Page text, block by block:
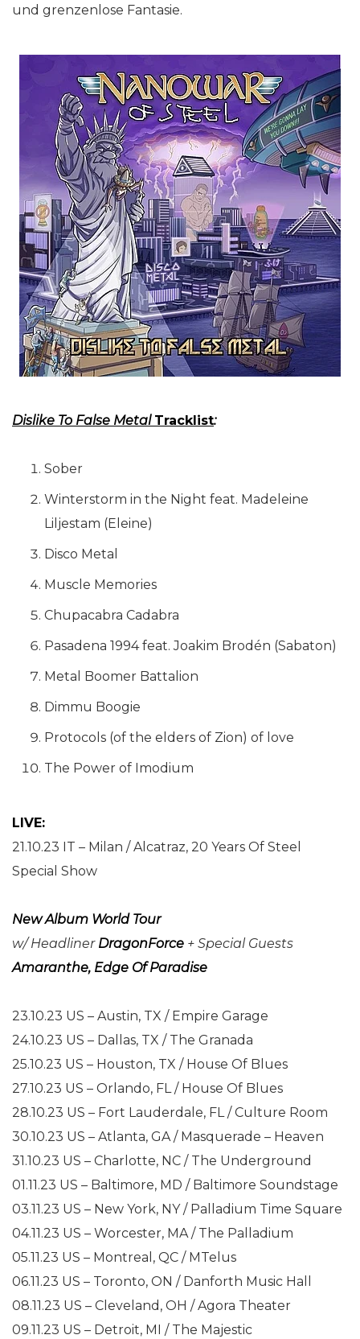
und grenzenlose Fantasie.
Dislike To False Metal Tracklist:
Sober
Winterstorm in the Night feat. Madeleine
Liljestam (Eleine)
Disco Metal
Muscle Memories
Chupacabra Cadabra
Pasadena 1994 feat. Joakim Brodén (Sabaton)
Metal Boomer Battalion
Dimmu Boogie
Protocols (of the elders of Zion) of love
The Power of Imodium
LIVE:
21.10.23 IT – Milan / Alcatraz, 20 Years Of Steel
Special Show
New Album World Tour
w/ HeadlinerDragonForce + Special Guests
Amaranthe, Edge Of Paradise
23.10.23 US – Austin, TX / Empire Garage
24.10.23 US – Dallas, TX / The Granada
25.10.23 US – Houston, TX / House Of Blues
27.10.23 US – Orlando, FL / House Of Blues
28.10.23 US – Fort Lauderdale, FL / Culture Room
30.10.23 US – Atlanta, GA / Masquerade – Heaven
31.10.23 US – Charlotte, NC / The Underground
01.11.23 US – Baltimore, MD / Baltimore Soundstage
03.11.23 US – New York, NY / Palladium Time Square
04.11.23 US – Worcester, MA / The Palladium
05.11.23 US – Montreal, QC / MTelus
06.11.23 US – Toronto, ON / Danforth Music Hall
08.11.23 US – Cleveland, OH / Agora Theater
09.11.23 US – Detroit, MI / The Majestic